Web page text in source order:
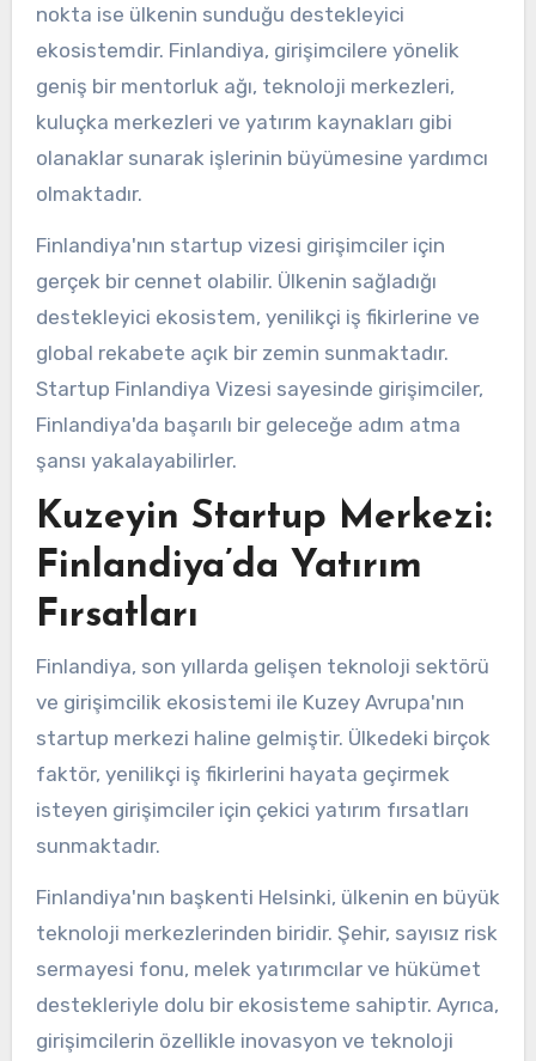
nokta ise ülkenin sunduğu destekleyici
ekosistemdir. Finlandiya, girişimcilere yönelik
geniş bir mentorluk ağı, teknoloji merkezleri,
kuluçka merkezleri ve yatırım kaynakları gibi
olanaklar sunarak işlerinin büyümesine yardımcı
olmaktadır.
Finlandiya'nın startup vizesi girişimciler için
gerçek bir cennet olabilir. Ülkenin sağladığı
destekleyici ekosistem, yenilikçi iş fikirlerine ve
global rekabete açık bir zemin sunmaktadır.
Startup Finlandiya Vizesi sayesinde girişimciler,
Finlandiya'da başarılı bir geleceğe adım atma
şansı yakalayabilirler.
Kuzeyin Startup Merkezi:
Finlandiya’da Yatırım
Fırsatları
Finlandiya, son yıllarda gelişen teknoloji sektörü
ve girişimcilik ekosistemi ile Kuzey Avrupa'nın
startup merkezi haline gelmiştir. Ülkedeki birçok
faktör, yenilikçi iş fikirlerini hayata geçirmek
isteyen girişimciler için çekici yatırım fırsatları
sunmaktadır.
Finlandiya'nın başkenti Helsinki, ülkenin en büyük
teknoloji merkezlerinden biridir. Şehir, sayısız risk
sermayesi fonu, melek yatırımcılar ve hükümet
destekleriyle dolu bir ekosisteme sahiptir. Ayrıca,
girişimcilerin özellikle inovasyon ve teknoloji